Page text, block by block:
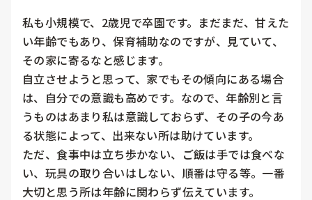
私も小規模で、2歳児で卒園です。まだまだ、甘えた
い年齢でもあり、保育補助なのですが、見ていて、
その家に寄るなと感じます。
自立させようと思って、家でもその傾向にある場合
は、自分での意識も高めです。なので、年齢別と言
うものはあまり私は意識しておらず、その子の今あ
る状態によって、出来ない所は助けています。
ただ、食事中は立ち歩かない、ご飯は手では食べな
い、玩具の取り合いはしない、順番は守る等。一番